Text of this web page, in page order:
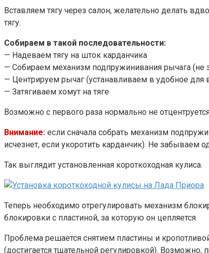
Вставляем тягу через салон, желательно делать
тягу.
Собираем в такой последовательности:
— Надеваем тягу на шток карданчика
— Собираем механизм подпружинивания рычага
— Центрируем рычаг (устанавливаем в удобное для
— Затягиваем хомут на тяге
Возможно с первого раза нормально не
Внимание: если сначала собрать механизм
исчезнет, если укоротить карданчик). Не забываем
Так выглядит установленная короткоходная кулиса.
Теперь необходимо отрегулировать механизм
блокировки с пластиной, за которую он цепляется.
Проблема решается снятием пластины и
(достигается тщательной регулировкой). Возможно,